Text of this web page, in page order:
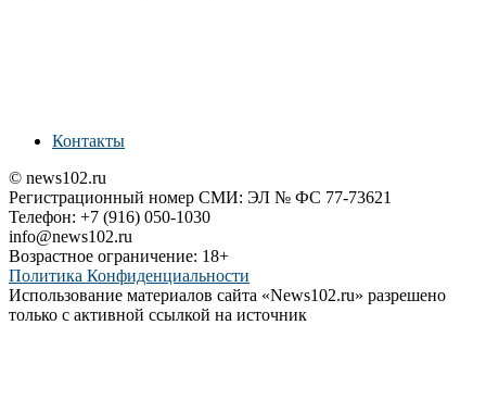
Контакты
© news102.ru
Регистрационный номер СМИ: ЭЛ № ФС 77-73621
Телефон: +7 (916) 050-1030
info@news102.ru
Возрастное ограничение: 18+
Политика Конфиденциальности
Использование материалов сайта «News102.ru» разрешено
только с активной ссылкой на источник